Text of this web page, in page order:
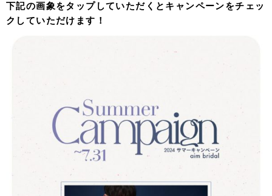
下記の画象をタップしていただくとキャンペーンをチェッ
クしていただけます！